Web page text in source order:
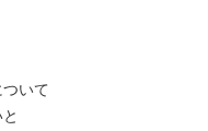
いて